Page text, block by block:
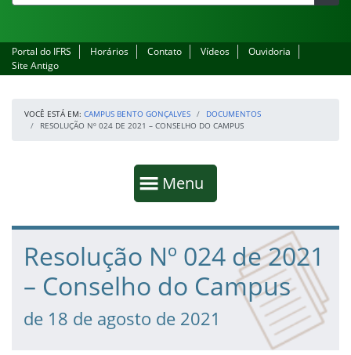
Portal do IFRS Horários Contato Vídeos
Ouvidoria
Site Antigo
VOCÊ ESTÁ EM: CAMPUS BENTO GONÇALVES
DOCUMENTOS
RESOLUÇÃO Nº 024 DE 2021 – CONSELHO DO CAMPUS
Mostrar
Menu
Fim da navegação
Início do conteúdo
Resolução Nº 024 de 2021
– Conselho do Campus
de 18 de agosto de 2021